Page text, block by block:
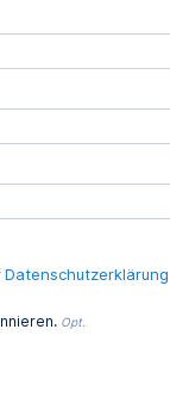
Datenschutzerklärung
Opt.